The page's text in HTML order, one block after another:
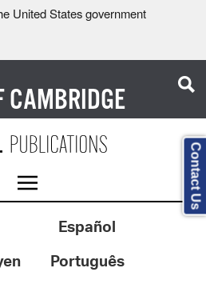
United States government
CAMBRIDGE
Español
Português
Contact Us